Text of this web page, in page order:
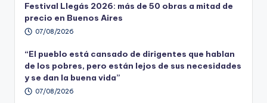
Festival Llegás 2026: más de 50 obras a mitad de
precio en Buenos Aires
07/08/2026
“El pueblo está cansado de dirigentes que hablan
de los pobres, pero están lejos de sus necesidades
y se dan la buena vida”
07/08/2026